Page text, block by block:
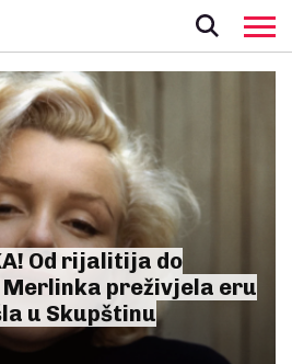
Od rijalitija do
preživjela eru
u Skupštinu